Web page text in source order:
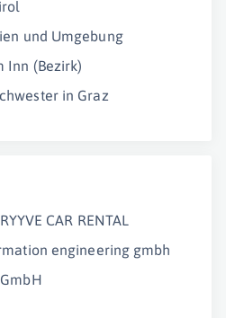
und Umgebung
Inn (Bezirk)
in Graz
CAR RENTAL
engineering gmbh